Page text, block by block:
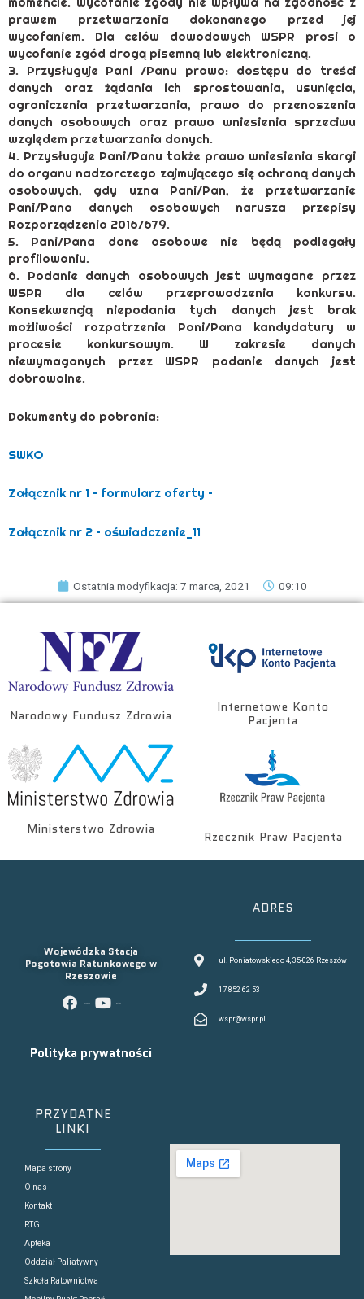
prawem przetwarzania dokonanego przed jej
wycofaniem. Dla celów dowodowych WSPR prosi o
wycofanie zgód drogą pisemną lub elektroniczną.
3. Przysługuje Pani /Panu prawo: dostępu do treści
danych oraz żądania ich sprostowania, usunięcia,
ograniczenia przetwarzania, prawo do przenoszenia
danych osobowych oraz prawo wniesienia sprzeciwu
względem przetwarzania danych.
4. Przysługuje Pani/Panu także prawo wniesienia skargi
do organu nadzorczego zajmującego się ochroną danych
osobowych, gdy uzna Pani/Pan, że przetwarzanie
Pani/Pana danych osobowych narusza przepisy
Rozporządzenia 2016/679.
5. Pani/Pana dane osobowe nie będą podlegały
profilowaniu.
6. Podanie danych osobowych jest wymagane przez
WSPR dla celów przeprowadzenia konkursu.
Konsekwencją niepodania tych danych jest brak
możliwości rozpatrzenia Pani/Pana kandydatury w
procesie konkursowym. W zakresie danych
niewymaganych przez WSPR podanie danych jest
dobrowolne.
Dokumenty do pobrania:
SWKO
Załącznik nr 1 – formularz oferty –
Załącznik nr 2 – oświadczenie_11
Ostatnia modyfikacja: 7 marca, 2021 09:10
Narodowy Fundusz Zdrowia
Internetowe Konto
Pacjenta
Ministerstwo Zdrowia
Rzecznik Praw Pacjenta
Wojewódzka Stacja
Pogotowia Ratunkowego w
Rzeszowie
Polityka prywatności
ADRES
ul. Poniatowskiego 4, 35-026 Rzeszów
17 852 62 53
wspr@wspr.pl
PRZYDATNE
LINKI
Mapa strony
O nas
Kontakt
RTG
Apteka
Oddział Paliatywny
Szkoła Ratownictwa